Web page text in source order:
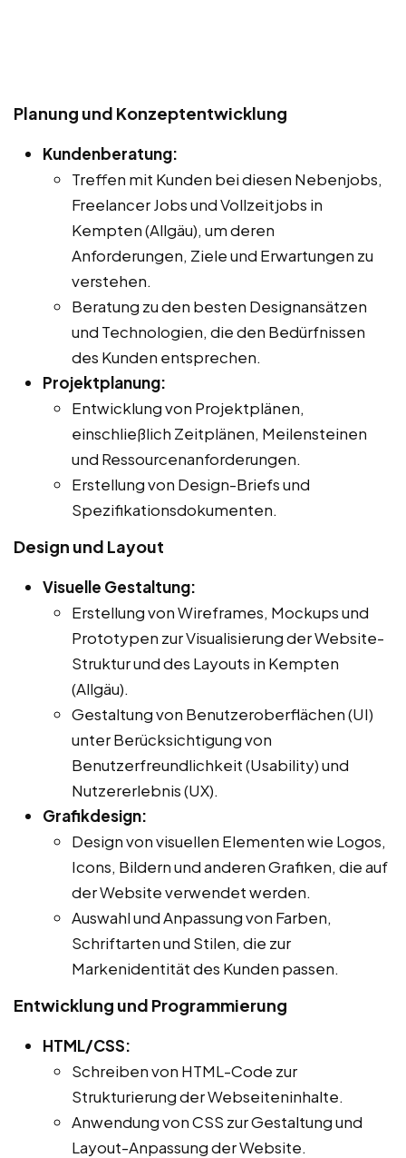
Planung und Konzeptentwicklung
Kundenberatung:
Treffen mit Kunden bei diesen Nebenjobs,
Freelancer Jobs und Vollzeitjobs in
Kempten (Allgäu), um deren
Anforderungen, Ziele und Erwartungen zu
verstehen.
Beratung zu den besten Designansätzen
und Technologien, die den Bedürfnissen
des Kunden entsprechen.
Projektplanung:
Entwicklung von Projektplänen,
einschließlich Zeitplänen, Meilensteinen
und Ressourcenanforderungen.
Erstellung von Design-Briefs und
Spezifikationsdokumenten.
Design und Layout
Visuelle Gestaltung:
Erstellung von Wireframes, Mockups und
Prototypen zur Visualisierung der Website-
Struktur und des Layouts in Kempten
(Allgäu).
Gestaltung von Benutzeroberflächen (UI)
unter Berücksichtigung von
Benutzerfreundlichkeit (Usability) und
Nutzererlebnis (UX).
Grafikdesign:
Design von visuellen Elementen wie Logos,
Icons, Bildern und anderen Grafiken, die auf
der Website verwendet werden.
Auswahl und Anpassung von Farben,
Schriftarten und Stilen, die zur
Markenidentität des Kunden passen.
Entwicklung und Programmierung
HTML/CSS:
Schreiben von HTML-Code zur
Strukturierung der Webseiteninhalte.
Anwendung von CSS zur Gestaltung und
Layout-Anpassung der Website.